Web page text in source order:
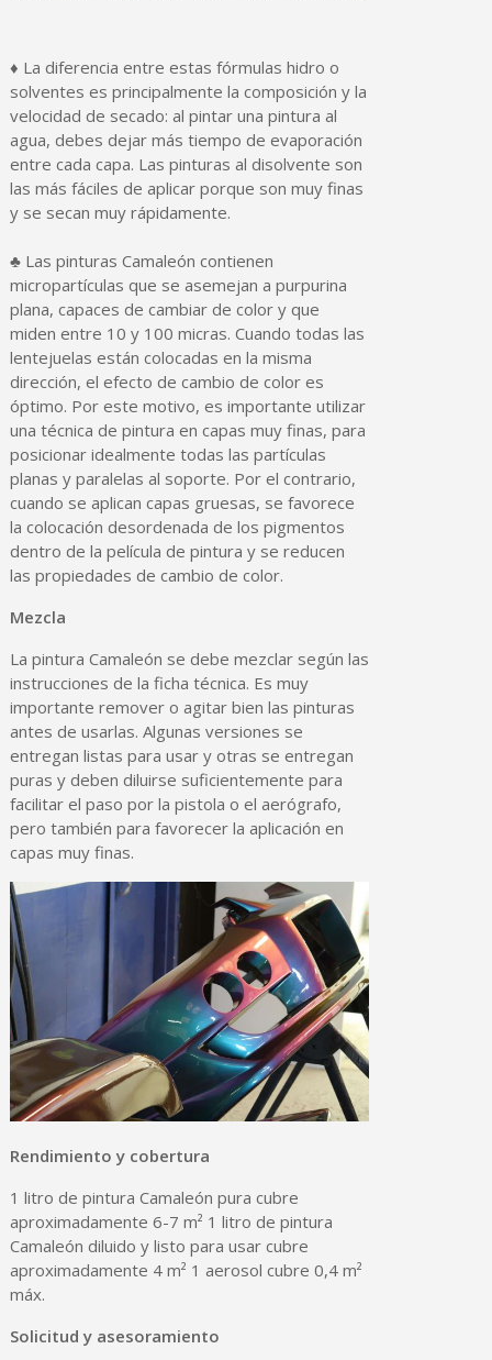
♦ La diferencia entre estas fórmulas hidro o
solventes es principalmente la composición y la
velocidad de secado: al pintar una pintura al
agua, debes dejar más tiempo de evaporación
entre cada capa. Las pinturas al disolvente son
las más fáciles de aplicar porque son muy finas
y se secan muy rápidamente.
♣ Las pinturas Camaleón contienen
micropartículas que se asemejan a purpurina
plana, capaces de cambiar de color y que
miden entre 10 y 100 micras. Cuando todas las
lentejuelas están colocadas en la misma
dirección, el efecto de cambio de color es
óptimo. Por este motivo, es importante utilizar
una técnica de pintura en capas muy finas, para
posicionar idealmente todas las partículas
planas y paralelas al soporte. Por el contrario,
cuando se aplican capas gruesas, se favorece
la colocación desordenada de los pigmentos
dentro de la película de pintura y se reducen
las propiedades de cambio de color.
Mezcla
La pintura Camaleón se debe mezclar según las
instrucciones de la ficha técnica. Es muy
importante remover o agitar bien las pinturas
antes de usarlas. Algunas versiones se
entregan listas para usar y otras se entregan
puras y deben diluirse suficientemente para
facilitar el paso por la pistola o el aerógrafo,
pero también para favorecer la aplicación en
capas muy finas.
Rendimiento y cobertura
1 litro de pintura Camaleón pura cubre
aproximadamente 6-7 m² 1 litro de pintura
Camaleón diluido y listo para usar cubre
aproximadamente 4 m² 1 aerosol cubre 0,4 m²
máx.
Solicitud y asesoramiento